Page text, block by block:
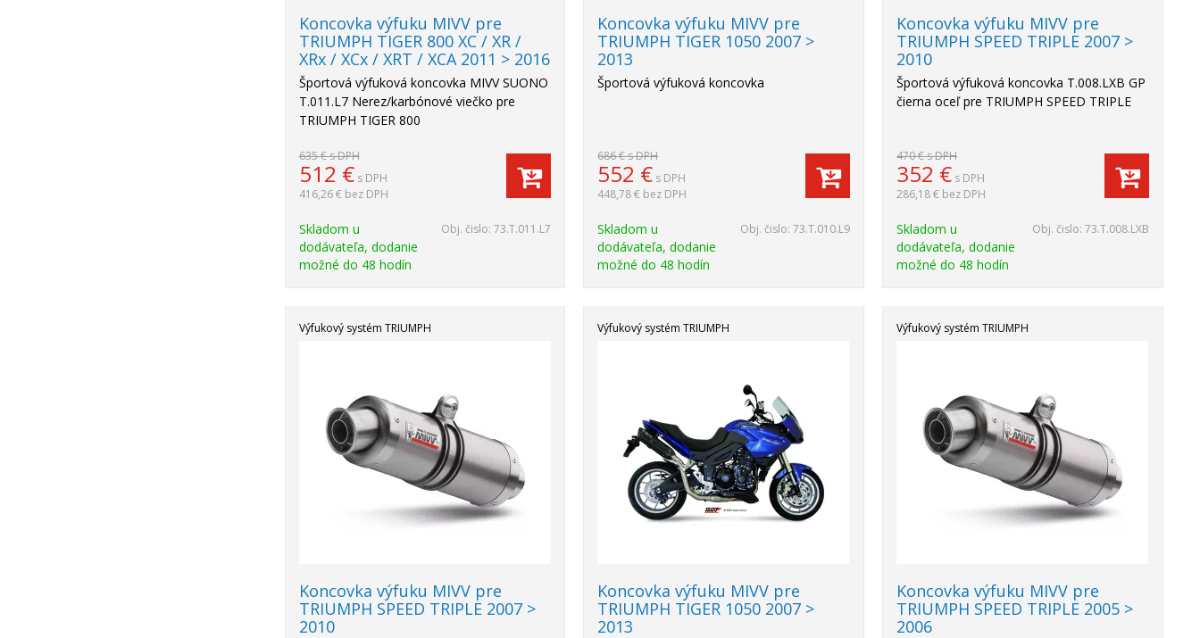
Koncovka výfuku MIVV pre
TRIUMPH TIGER 800 XC / XR /
XRx / XCx / XRT / XCA 2011 > 2016
Športová výfuková koncovka MIVV SUONO
T.011.L7 Nerez/karbónové viečko pre
TRIUMPH TIGER 800
635 €s DPH
512 € s DPH
416,26 € bez DPH
Skladom u
dodávateľa, dodanie
možné do 48 hodín
Obj. čislo:73.T.011.L7
Koncovka výfuku MIVV pre
TRIUMPH TIGER 1050 2007 >
2013
Športová výfuková koncovka
686 €s DPH
552 € s DPH
448,78 € bez DPH
Skladom u
dodávateľa, dodanie
možné do 48 hodín
Obj. čislo:73.T.010.L9
Koncovka výfuku MIVV pre
TRIUMPH SPEED TRIPLE 2007 >
2010
Športová výfuková koncovka T.008.LXB GP
čierna oceľ pre TRIUMPH SPEED TRIPLE
470 €s DPH
352 € s DPH
286,18 € bez DPH
Skladom u
dodávateľa, dodanie
možné do 48 hodín
Obj. čislo: 73.T.008.LXB
Výfukový systém TRIUMPH
Koncovka výfuku MIVV pre
TRIUMPH SPEED TRIPLE 2007 >
2010
Výfukový systém TRIUMPH
Koncovka výfuku MIVV pre
TRIUMPH TIGER 1050 2007 >
2013
Výfukový systém TRIUMPH
Koncovka výfuku MIVV pre
TRIUMPH SPEED TRIPLE 2005 >
2006